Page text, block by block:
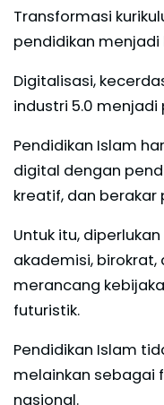
Transformasi
pendidikan
Digitalisasi,
industri 5.0
Pendidikan Islam
digital dengan
kreatif, dan berakar
Untuk itu,
akademisi,
merancang
futuristik.
Pendidikan Islam
melainkan sebagai
nasional.